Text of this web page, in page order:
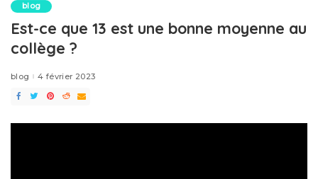
blog
Est-ce que 13 est une bonne moyenne au
collège ?
blog 4 février 2023